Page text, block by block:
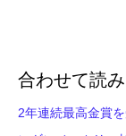
合わせて読
2年連続最高金賞